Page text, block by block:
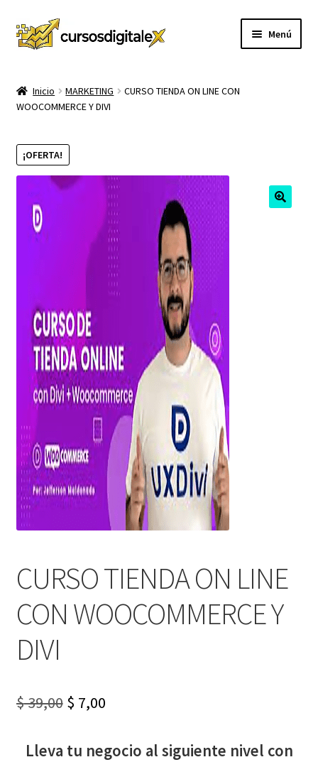
Ir
a
Ir
al
Menú
TIENDA
CURSOS
hijo
MEMBRESIA
MI CUENTA
CONTACTO
Inicio MARKETING
CURSO TIENDA ON LINE CON
WOOCOMMERCE Y DIVI
¡OFERTA!
CURSO TIENDA ON LINE
CON WOOCOMMERCE Y
DIVI
$39,00 Original
was:
$ 7,00Current
is:
Lleva tu negocio al siguiente nivel con